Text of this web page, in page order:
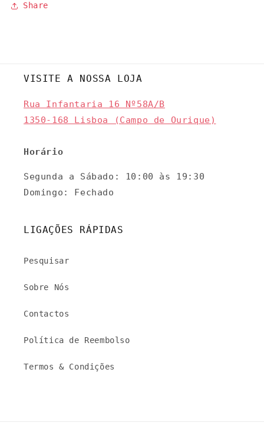
Share
VISITE A NOSSA LOJA
Rua Infantaria 16 Nº58A/B
1350-168 Lisboa (Campo de Ourique)
Horário
Segunda a Sábado: 10:00 às 19:30
Domingo: Fechado
LIGAÇÕES RÁPIDAS
Pesquisar
Sobre Nós
Contactos
Política de Reembolso
Termos & Condições